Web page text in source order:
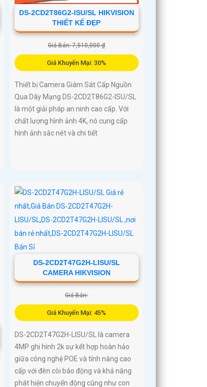
DS-2CD2T86G2-ISU/SL HIKVISION
THIẾT KẾ ĐẸP
Giá Bán: 7,510,000 ₫
Giá Khuyến Mại: 30%
Thiết bị Camera Giám Sát Cấp Nguồn
Qua Dây Mạng DS-2CD2T86G2-ISU/SL
là một giải pháp an ninh cao cấp. Với
chất lượng hình ảnh 4K, nó cung cấp
hình ảnh sắc nét và chi tiết
DS-2CD2T47G2H-LISU/SL
CAMERA HIKVISION
Giá Bán:
Giá Khuyến Mại: 45%
DS-2CD2T47G2H-LISU/SL là camera
4MP ghi hình 2k sự kết hợp hoàn hảo
giữa công nghệ POE và tính năng cao
cấp với đèn còi báo động và khả năng
phát hiện chuyển động cũng như con